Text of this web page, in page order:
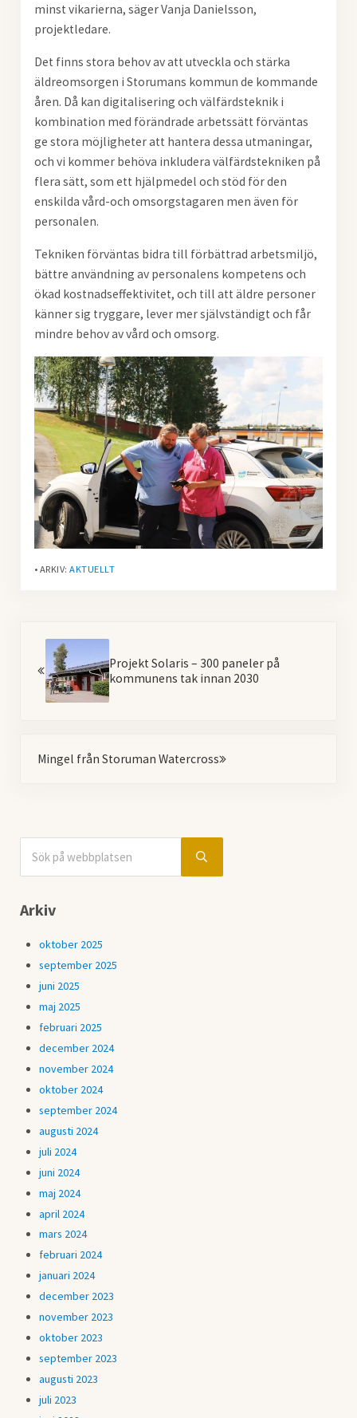
minst vikarierna, säger Vanja Danielsson,
projektledare.
Det finns stora behov av att utveckla och stärka
äldreomsorgen i Storumans kommun de kommande
åren. Då kan digitalisering och välfärdsteknik i
kombination med förändrade arbetssätt förväntas
ge stora möjligheter att hantera dessa utmaningar,
och vi kommer behöva inkludera välfärdstekniken på
flera sätt, som ett hjälpmedel och stöd för den
enskilda vård-och omsorgstagaren men även för
personalen.
Tekniken förväntas bidra till förbättrad arbetsmiljö,
bättre användning av personalens kompetens och
ökad kostnadseffektivitet, och till att äldre personer
känner sig tryggare, lever mer självständigt och får
mindre behov av vård och omsorg.
• ARKIV:AKTUELLT
Projekt Solaris – 300 paneler på
kommunens tak innan 2030
Mingel från Storuman Watercross
Sidebar
Submit search
Arkiv
oktober 2025
september 2025
juni 2025
maj 2025
februari 2025
december 2024
november 2024
oktober 2024
september 2024
augusti 2024
juli 2024
juni 2024
maj 2024
april 2024
mars 2024
februari 2024
januari 2024
december 2023
november 2023
oktober 2023
september 2023
augusti 2023
juli 2023